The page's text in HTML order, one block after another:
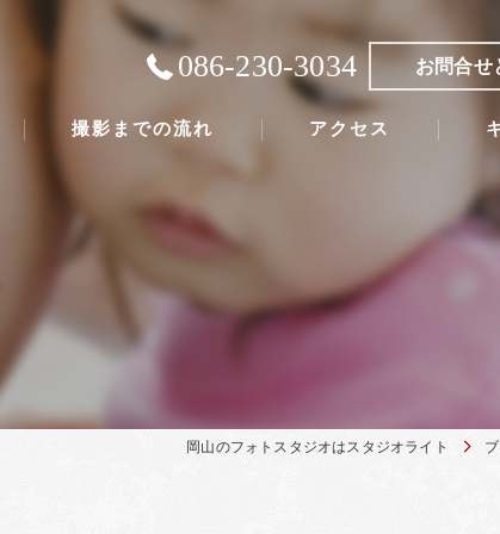
086-230-3034 お問合せ
撮影までの流れ アクセス
岡山のフォトスタジオはスタジオライト